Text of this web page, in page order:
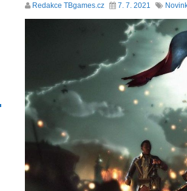
Redakce TBgames.cz 7. 7. 2021